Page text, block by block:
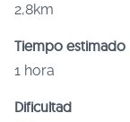
2,8km
Tiempo estimado
1 hora
Dificultad